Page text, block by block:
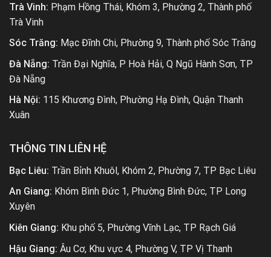
Trà Vinh: Phạm Hồng Thái, Khóm 3, Phường 2, Thành phố
Trà Vinh
Sóc Trăng: Mạc Đĩnh Chi, Phường 9, Thành phố Sóc Trăng
Đà Nẵng: Trần Đại Nghĩa, P Hoà Hải, Q Ngũ Hành Sơn, TP
Đà Nẵng
Hà Nội: 115 Khương Đình, Phường Hạ Đình, Quận Thanh
Xuân
THÔNG TIN LIÊN HỆ
Bạc Liêu: Trần Bỉnh Khuôl, Khóm 2, Phường 7, TP Bạc Liêu
An Giang: Khóm Bình Đức 1, Phường Bình Đức, TP Long
Xuyên
Kiên Giang: Khu phố 5, Phường Vĩnh Lạc, TP Rạch Giá
Hậu Giang: Âu Cơ, Khu vực 4, Phường V, TP Vị Thanh